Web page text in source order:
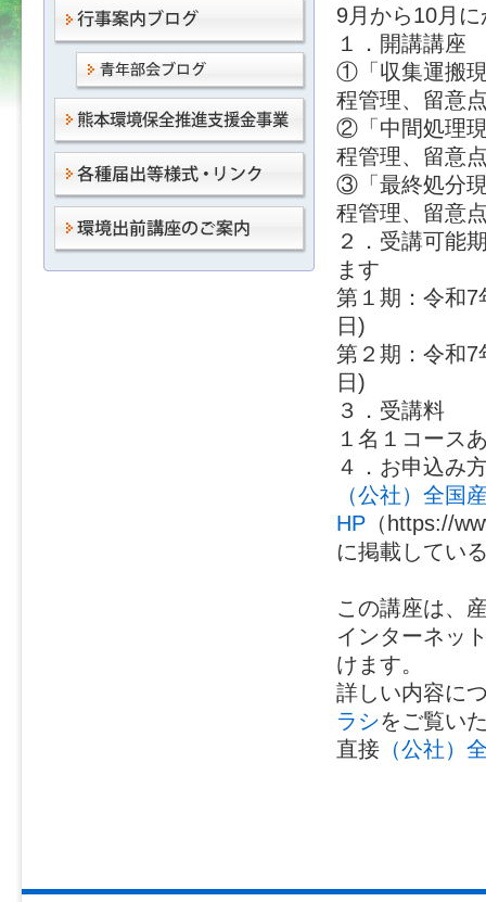
9月から10月
１．開講講座
①「収集運搬
程管理、留意
②「中間処理
程管理、留意
③「最終処分
程管理、留意
２．受講可能
ます
第１期：令和7
日)
第２期：令和7
日)
３．受講料
１名１コース
４．お申込み
（公社）全国
HP （https://
に掲載してい
この講座は、
インターネッ
けます。
詳しい内容に
ラシをご覧い
直接 （公社）